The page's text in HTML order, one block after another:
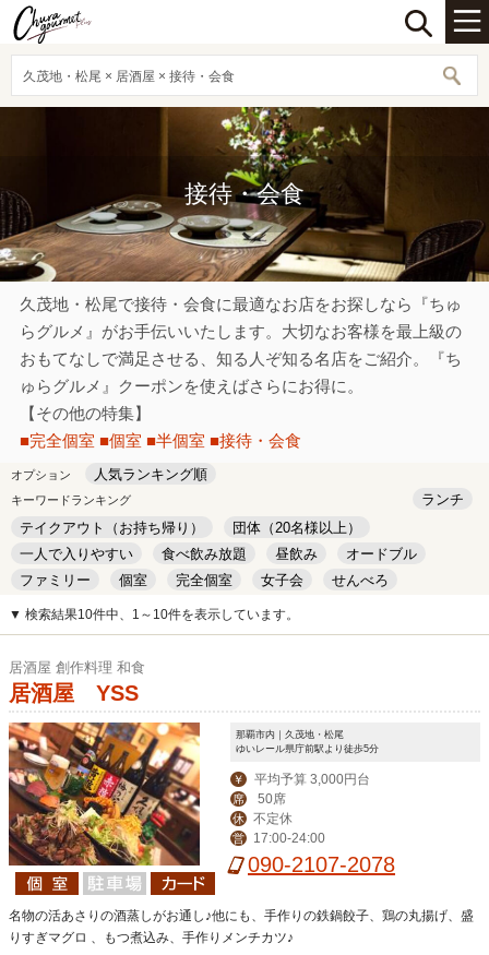
久茂地・松尾 × 居酒屋 × 接待・会食
接待・会食
久茂地・松尾で接待・会食に最適なお店をお探しなら『ちゅ
らグルメ』がお手伝いいたします。大切なお客様を最上級の
おもてなしで満足させる、知る人ぞ知る名店をご紹介。『ち
ゅらグルメ』クーポンを使えばさらにお得に。
【その他の特集】
■完全個室 ■個室 ■半個室 ■接待・会食
オプション 人気ランキング順
キーワードランキング
ランチ
テイクアウト（お持ち帰り）
団体（20名様以上）
一人で入りやすい
食べ飲み放題 昼飲み
オードブル
ファミリー
個室 完全個室 女子会
せんべろ
キッズルーム
安い デート
▼ 検索結果10件中、1～10件を表示しています。
居酒屋 創作料理 和食
居酒屋 YSS
那覇市内｜久茂地・松尾
ゆいレール県庁前駅より徒歩5分
￥ 平均予算 3,000円台
席 50席
休 不定休
営 17:00-24:00
090-2107-2078
名物の活あさりの酒蒸しがお通し♪他にも、手作りの鉄鍋餃子、鶏の丸揚げ、盛
りすぎマグロ 、もつ煮込み、手作りメンチカツ♪